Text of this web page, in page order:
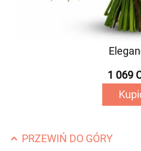
1 069
PRZEWIŃ DO GÓRY